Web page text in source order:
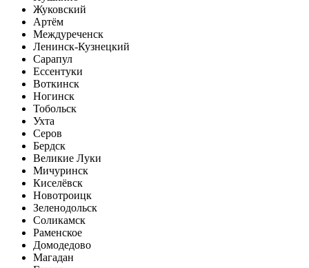
Жуковский
Артём
Междуреченск
Ленинск-Кузнецкий
Сарапул
Ессентуки
Воткинск
Ногинск
Тобольск
Ухта
Серов
Бердск
Великие Луки
Мичуринск
Киселёвск
Новотроицк
Зеленодольск
Соликамск
Раменское
Домодедово
Магадан